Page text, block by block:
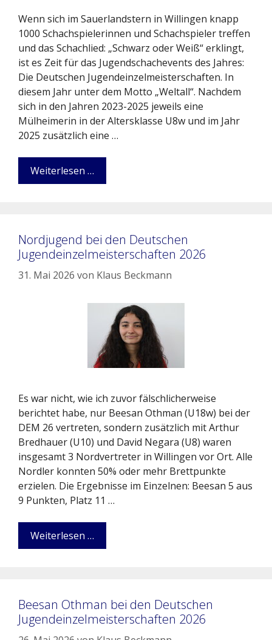
Wenn sich im Sauerlandstern in Willingen knapp
1000 Schachspielerinnen und Schachspieler treffen
und das Schachlied: „Schwarz oder Weiß“ erklingt,
ist es Zeit für das Jugendschachevents des Jahres:
Die Deutschen Jugendeinzelmeisterschaften. In
diesem Jahr unter dem Motto „Weltall“. Nachdem
sich in den Jahren 2023-2025 jeweils eine
Mülheimerin in der Altersklasse U8w und im Jahr
2025 zusätzlich eine …
Weiterlesen …
Nordjugend bei den Deutschen
Jugendeinzelmeisterschaften 2026
31. Mai 2026 von Klaus Beckmann
Es war nicht, wie ich zuvor fälschlicherweise
berichtet habe, nur Beesan Othman (U18w) bei der
DEM 26 vertreten, sondern zusätzlich mit Arthur
Bredhauer (U10) und David Negara (U8) waren
insgesamt 3 Nordvertreter in Willingen vor Ort. Alle
Nordler konnten 50% oder mehr Brettpunkte
erzielen. Die Ergebnisse im Einzelnen: Beesan 5 aus
9 Punkten, Platz 11 …
Weiterlesen …
Beesan Othman bei den Deutschen
Jugendeinzelmeisterschaften 2026